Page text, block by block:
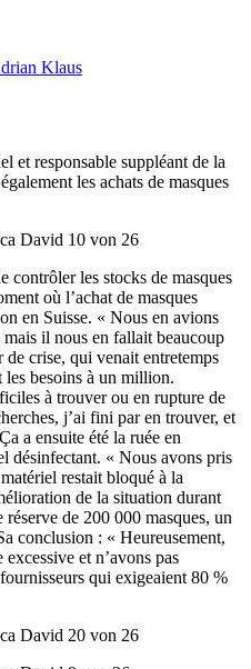
Klaus
et responsable suppléant de la
les achats de masques
contrôler les stocks de masques
où l’achat de masques
en Suisse. « Nous en avions
il nous en fallait beaucoup
crise, qui venait entretemps
les besoins à un million.
à trouver ou en rupture de
j’ai fini par en trouver, et
a ensuite été la ruée en
désinfectant. « Nous avons pris
restait bloqué à la
de la situation durant
de 200 000 masques, un
conclusion : « Heureusement,
et n’avons pas
qui exigeaient 80 %